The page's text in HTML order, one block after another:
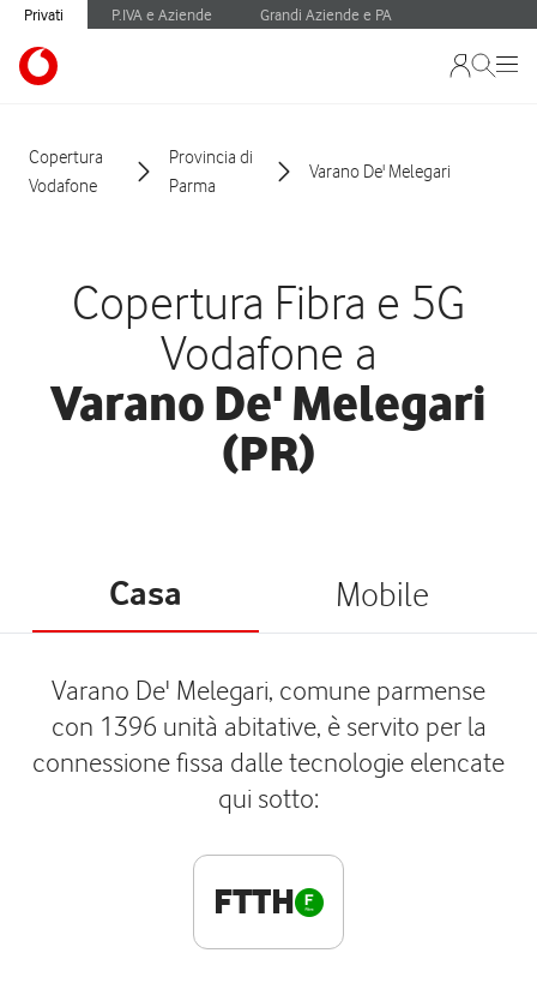
Privati P.IVA e Aziende Grandi Aziende e PA
Copertura
Vodafone
Provincia di
Parma
Varano De' Melegari
Copertura Fibra e 5G
Vodafone a
Varano De' Melegari
(PR)
Casa Mobile
Varano De' Melegari, comune parmense
con 1396 unità abitative, è servito per la
connessione fissa dalle tecnologie elencate
qui sotto:
FTTH